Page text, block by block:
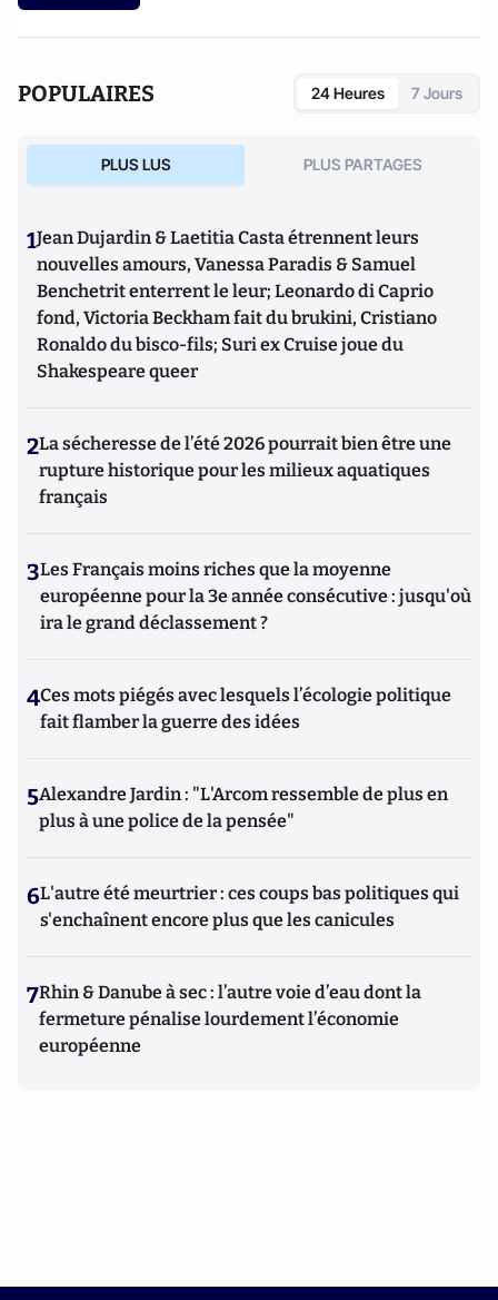
POPULAIRES 24 Heures 7 Jours
PLUS LUS PLUS PARTAGES
1Jean Dujardin & Laetitia Casta étrennent leurs
nouvelles amours, Vanessa Paradis & Samuel
Benchetrit enterrent le leur; Leonardo di Caprio
fond, Victoria Beckham fait du brukini, Cristiano
Ronaldo du bisco-fils; Suri ex Cruise joue du
Shakespeare queer
2La sécheresse de l’été 2026 pourrait bien être une
rupture historique pour les milieux aquatiques
français
3Les Français moins riches que la moyenne
européenne pour la 3e année consécutive : jusqu'où
ira le grand déclassement ?
4Ces mots piégés avec lesquels l’écologie politique
fait flamber la guerre des idées
5Alexandre Jardin : "L'Arcom ressemble de plus en
plus à une police de la pensée"
6L'autre été meurtrier : ces coups bas politiques qui
s'enchaînent encore plus que les canicules
7Rhin & Danube à sec : l’autre voie d’eau dont la
fermeture pénalise lourdement l’économie
européenne